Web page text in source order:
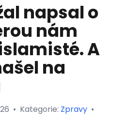
napsal o
nám
A
na
• Kategorie: Zpravy •